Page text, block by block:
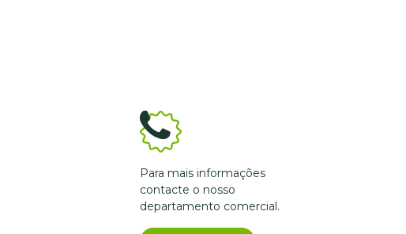
Para mais informações
contacte o nosso
departamento comercial.